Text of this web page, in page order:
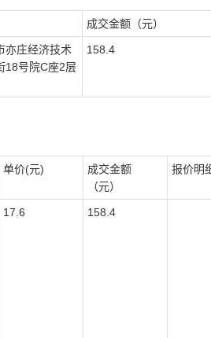
成交金额（元）
亦庄经济技术
18号院C座2层
158.4
单价(元)
成交金额
（元）
报价明
17.6 158.4